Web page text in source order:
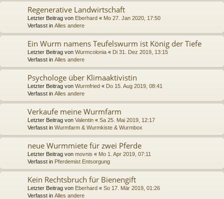
Regenerative Landwirtschaft
Letzter Beitrag von Eberhard « Mo 27. Jan 2020, 17:50
Verfasst in Alles andere
Ein Wurm namens Teufelswurm ist König der Tiefe
Letzter Beitrag von Wurmcolonia « Di 31. Dez 2019, 13:15
Verfasst in Alles andere
Psychologe über Klimaaktivistin
Letzter Beitrag von Wurmfried « Do 15. Aug 2019, 08:41
Verfasst in Alles andere
Verkaufe meine Wurmfarm
Letzter Beitrag von Valentin « Sa 25. Mai 2019, 12:17
Verfasst in Wurmfarm & Wurmkiste & Wurmbox
neue Wurmmiete für zwei Pferde
Letzter Beitrag von movnis « Mo 1. Apr 2019, 07:11
Verfasst in Pferdemist Entsorgung
Kein Rechtsbruch für Bienengift
Letzter Beitrag von Eberhard « So 17. Mär 2019, 01:26
Verfasst in Alles andere